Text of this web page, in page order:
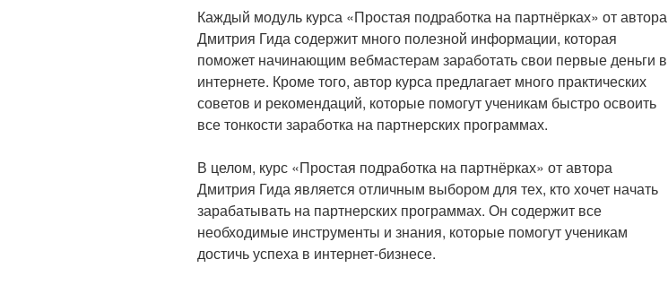
Каждый модуль курса «Простая подработка на партнёрках» от автора
Дмитрия Гида содержит много полезной информации, которая
поможет начинающим вебмастерам заработать свои первые деньги в
интернете. Кроме того, автор курса предлагает много практических
советов и рекомендаций, которые помогут ученикам быстро освоить
все тонкости заработка на партнерских программах.
В целом, курс «Простая подработка на партнёрках» от автора
Дмитрия Гида является отличным выбором для тех, кто хочет начать
зарабатывать на партнерских программах. Он содержит все
необходимые инструменты и знания, которые помогут ученикам
достичь успеха в интернет-бизнесе.